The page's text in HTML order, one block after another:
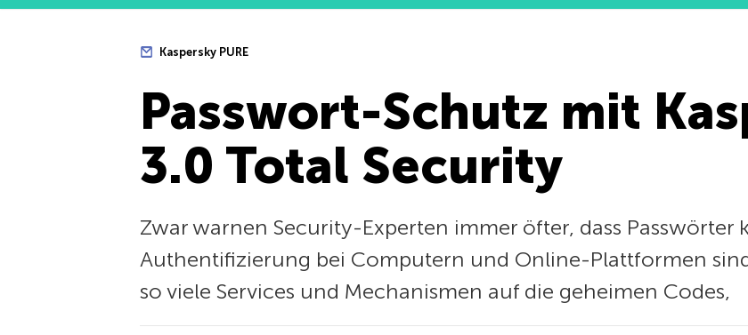
Kaspersky PURE
Passwort-Schutz mit
3.0 Total Security
Zwar warnen Security-Experten immer öfter, dass Passwörter
Authentifizierung bei Computern und Online-Plattformen
so viele Services und Mechanismen auf die geheimen Codes,